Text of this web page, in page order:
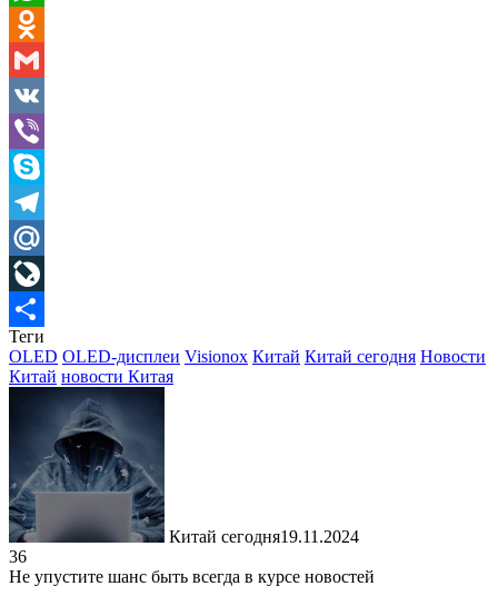
WhatsApp
Odnoklassniki
Gmail
VK
Viber
Skype
Telegram
Mail.Ru
LiveJournal
Отправить
Теги
OLED OLED-дисплеи Visionox Китай Китай сегодня Новости
Китай новости Китая
Китай сегодня19.11.2024
36
Не упустите шанс быть всегда в курсе новостей